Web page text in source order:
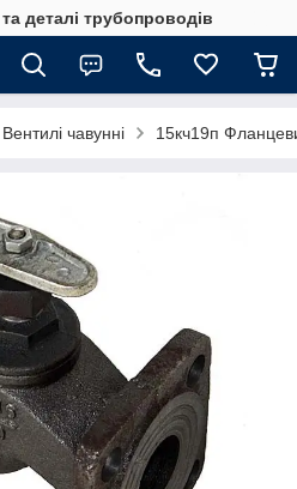
деталі трубопроводів
Вентилі чавунні 15кч19п